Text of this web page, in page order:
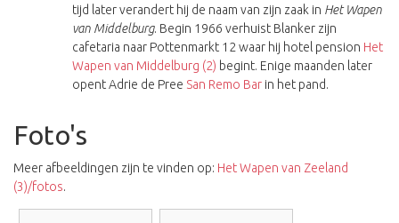
tijd later verandert hij de naam van zijn zaak in Het Wapen
van Middelburg. Begin 1966 verhuist Blanker zijn
cafetaria naar Pottenmarkt 12 waar hij hotel pension Het
Wapen van Middelburg (2) begint. Enige maanden later
opent Adrie de Pree San Remo Bar in het pand.
Foto's
Meer afbeeldingen zijn te vinden op: Het Wapen van Zeeland
(3)/fotos.